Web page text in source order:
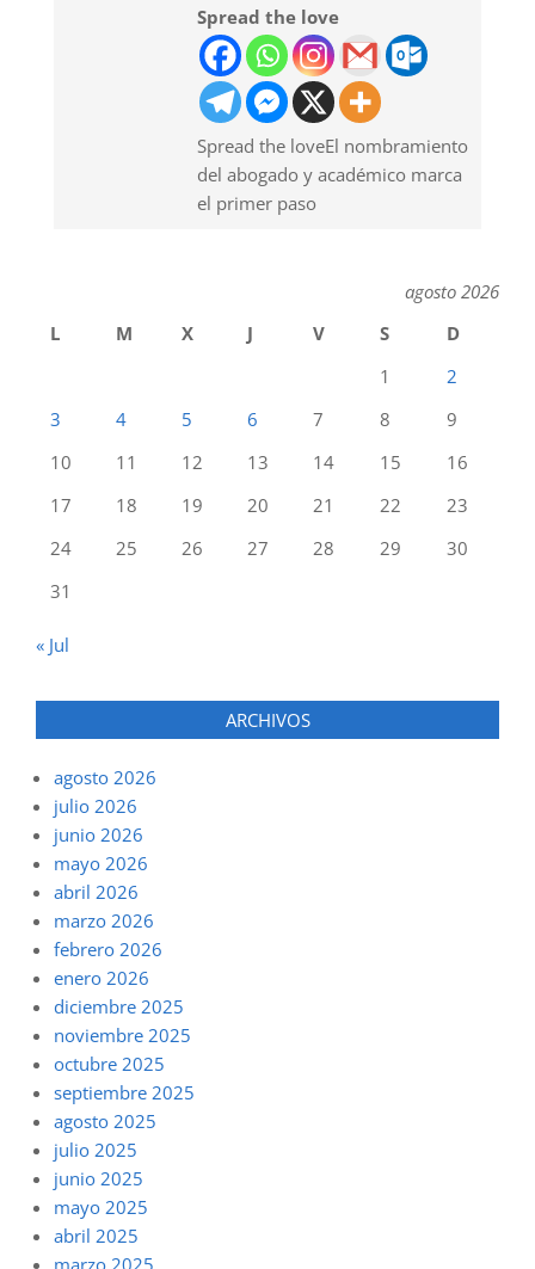
Spread the love
Spread the loveEl nombramiento
del abogado y académico marca
el primer paso
agosto 2026
L
M X J V S
D
1
2
3
4 5 6 7 8
9
10
11 12 13 14 15
16
17
18 19 20 21 22
23
24
25 26 27 28 29
30
31
« Jul
ARCHIVOS
agosto 2026
julio 2026
junio 2026
mayo 2026
abril 2026
marzo 2026
febrero 2026
enero 2026
diciembre 2025
noviembre 2025
octubre 2025
septiembre 2025
agosto 2025
julio 2025
junio 2025
mayo 2025
abril 2025
marzo 2025